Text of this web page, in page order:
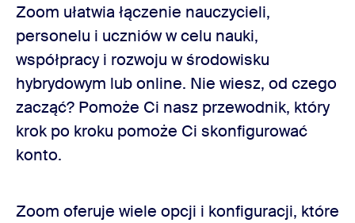
Zoom ułatwia łączenie nauczycieli,
personelu i uczniów w celu nauki,
współpracy i rozwoju w środowisku
hybrydowym lub online. Nie wiesz, od czego
zacząć? Pomoże Ci nasz przewodnik, który
krok po kroku pomoże Ci skonfigurować
konto.
Zoom oferuje wiele opcji i konfiguracji, które